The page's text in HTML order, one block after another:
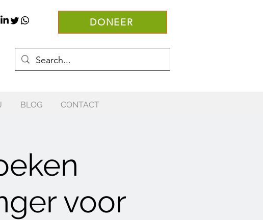
BLOG CONTACT
DONEER
voor